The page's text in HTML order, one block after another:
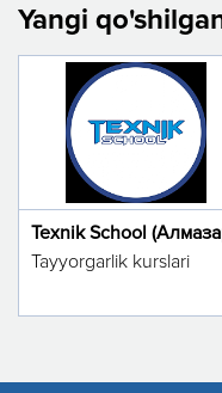
Yangi
Texnik School
Tayyorgarlik kurslari